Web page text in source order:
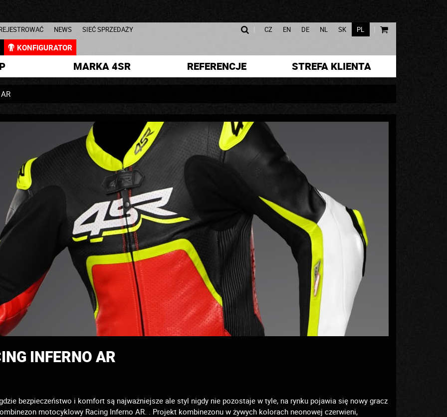
NEWS SIEĆ SPRZEDAŻY
KONFIGURATOR
| CZ EN DE NL SK PL |
MARKA 4SR REFERENCJE STREFA KLIENTA
INFERNO AR
bezpieczeństwo i komfort są najważniejsze ale styl nigdy nie pozostaje w tyle, na rynku pojawia się nowy gracz
motocyklowy Racing Inferno AR. . Projekt kombinezonu w żywych kolorach neonowej czerwieni,